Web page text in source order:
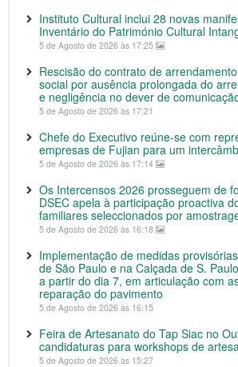
Instituto Cultural inclui 28 novas
Inventário do Património Cultural
5 de Agosto de 2026 às 17:25
Rescisão do contrato de
social por ausência prolongada do
e negligência no dever de
5 de Agosto de 2026 às 17:21
Chefe do Executivo reúne-se com
empresas de Fujian para um
5 de Agosto de 2026 às 17:14
Os Intercensos 2026 prosseguem de
DSEC apela à participação proactiva
familiares seleccionados por
5 de Agosto de 2026 às 16:18
Implementação de medidas
de São Paulo e na Calçada de S.
a partir do dia 7, em articulação com
reparação do pavimento
5 de Agosto de 2026 às 16:15
Feira de Artesanato do Tap Siac no
candidaturas para workshops de
5 de Agosto de 2026 às 15:27